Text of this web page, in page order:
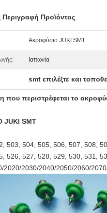
Προϊόντος
Ακροφύσιο JUKI SMT
Ιαπωνία
smt επιλέξτε και
που περιστρέφεται το
SMT
503, 504, 505, 506, 507, 508,
526, 527, 528, 529, 530, 531,
2020/2030/2040/2050/2060/